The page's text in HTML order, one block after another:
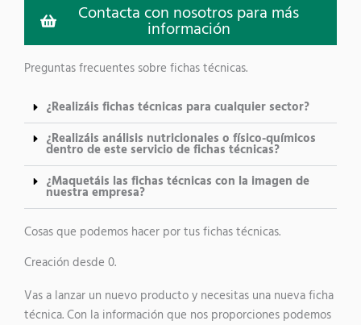
Contacta con nosotros para más
información
Preguntas frecuentes sobre fichas técnicas.
¿Realizáis fichas técnicas para cualquier sector?
¿Realizáis análisis nutricionales o físico-químicos
dentro de este servicio de fichas técnicas?
¿Maquetáis las fichas técnicas con la imagen de
nuestra empresa?
Cosas que podemos hacer por tus fichas técnicas.
Creación desde 0.
Vas a lanzar un nuevo producto y necesitas una nueva ficha
técnica. Con la información que nos proporciones podemos